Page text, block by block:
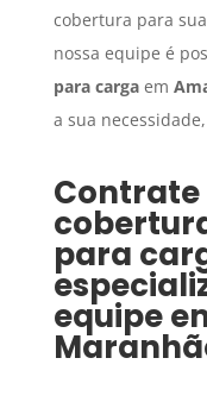
cobertura para
nossa equipe é
para cargaem
a sua
para
equipe